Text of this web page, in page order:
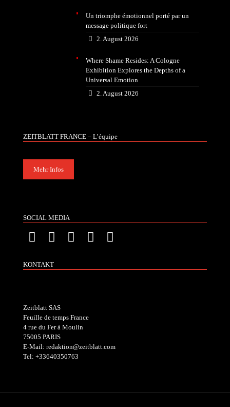
Un triomphe émotionnel porté par un
message politique fort
2. August 2026
Where Shame Resides: A Cologne
Exhibition Explores the Depths of a
Universal Emotion
2. August 2026
ZEITBLATT FRANCE – L’équipe
Mehr Infos
SOCIAL MEDIA
KONTAKT
Zeitblatt SAS
Feuille de temps France
4 rue du Fer à Moulin
75005 PARIS
E-Mail: redaktion@zeitblatt.com
Tel: +33640350763